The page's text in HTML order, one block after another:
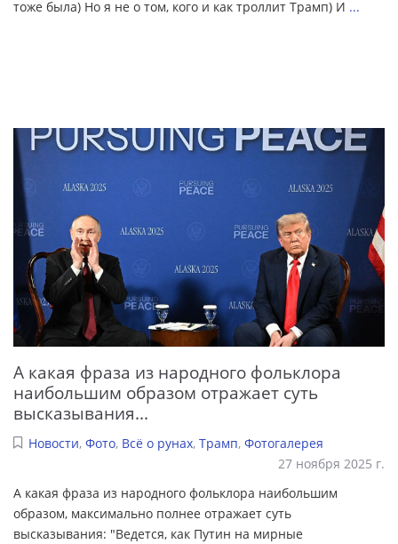
тоже была) Но я не о том, кого и как троллит Трамп) И ...
А какая фраза из народного фольклора
наибольшим образом отражает суть
высказывания...
Новости, Фото, Всё о рунах, Трамп, Фотогалерея
27 ноября 2025 г.
А какая фраза из народного фольклора наибольшим
образом, максимально полнее отражает суть
высказывания: "Ведется, как Путин на мирные